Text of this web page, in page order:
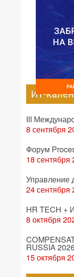
ИТ-
III
8 сентября
Форум
18 сентября
Управление
24 сентября
HR TECH
8 октября
RUSSIA
15 октября